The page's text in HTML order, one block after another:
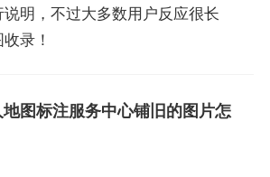
明，不过大多数用户反应很长
录！
图标注服务中心铺旧的图片怎